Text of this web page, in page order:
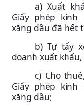
a) Xuất
Giấy phép kinh
xăng dầu đã hết
b) Tự tẩy
doanh xuất
c) Cho
Giấy phép kinh
xăng dầu;